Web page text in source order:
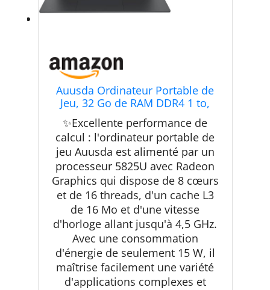
Auusda Ordinateur Portable de
Jeu, 32 Go de RAM DDR4 1 to,
processeur 5825U (4,5 GHz),
Lecteur d'empreintes digitales,
obturateur de confidentialité,
HDMI,Mini SD, Pc Portable
Bureautique
✨Excellente performance de
calcul : l'ordinateur portable de
jeu Auusda est alimenté par un
processeur 5825U avec Radeon
Graphics qui dispose de 8 cœurs
et de 16 threads, d'un cache L3
de 16 Mo et d'une vitesse
d'horloge allant jusqu'à 4,5 GHz.
Avec une consommation
d'énergie de seulement 15 W, il
maîtrise facilement une variété
d'applications complexes et